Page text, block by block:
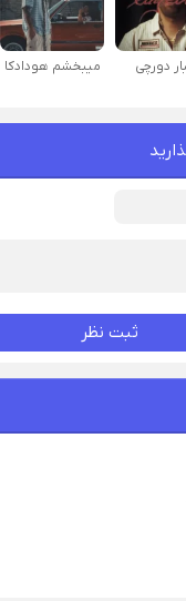
دورچی میبخشم هودادکا
ثبت نظر